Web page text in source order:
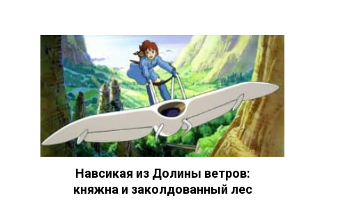
Навсикая из Долины ветров:
княжна и заколдованный лес